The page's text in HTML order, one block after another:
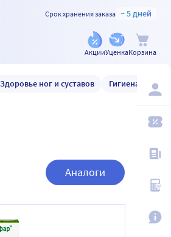
Срок хранения заказа ~ 5 дней
АкцииУценкаКорзина
Здоровье ног и суставов Гигиена и уход
Аналоги